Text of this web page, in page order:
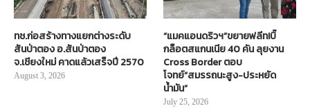
ทช.ก่อสร้างทางแยกต่างระดับ
สันป่าตอง อ.สันป่าตอง
จ.เชียงใหม่ คาดแล้วเสร็จปี 2570
August 3, 2026
“แมคแอนดริวฯ”ขยายฟลีท!บิ๊
กล็อตสแกนเนีย 40 คัน ลุยงาน
Cross Border ตอบ
โจทย์“สมรรถนะสูง-ประหยัด
น้ำมัน”
July 25, 2026